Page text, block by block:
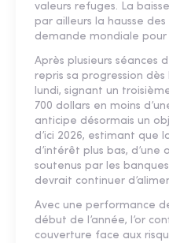
valeurs refuges. La
par ailleurs la hausse
demande mondiale
Après plusieurs séances
repris sa progression dès
lundi, signant un
700 dollars en moins
anticipe désormais un
d’ici 2026, estimant que
d’intérêt plus bas,
soutenus par les
devrait continuer
Avec une performance
début de l’année, l’or
couverture face aux